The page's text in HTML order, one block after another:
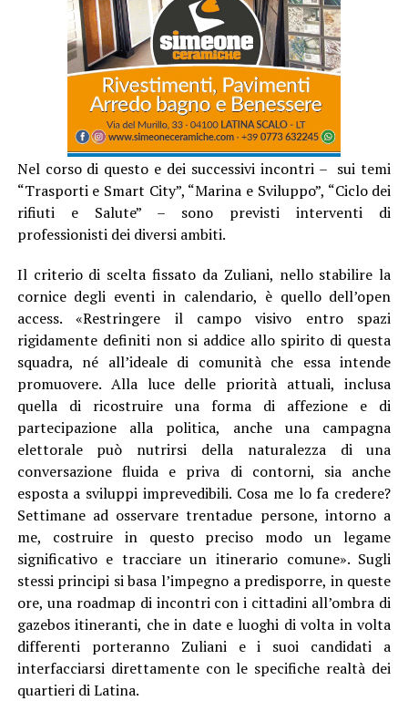
Nel corso di questo e dei successivi incontri – sui temi
“Trasporti e Smart City”, “Marina e Sviluppo”, “Ciclo dei
rifiuti e Salute” – sono previsti interventi di
professionisti dei diversi ambiti.
Il criterio di scelta fissato da Zuliani, nello stabilire la
cornice degli eventi in calendario, è quello dell’open
access. «Restringere il campo visivo entro spazi
rigidamente definiti non si addice allo spirito di questa
squadra, né all’ideale di comunità che essa intende
promuovere. Alla luce delle priorità attuali, inclusa
quella di ricostruire una forma di affezione e di
partecipazione alla politica, anche una campagna
elettorale può nutrirsi della naturalezza di una
conversazione fluida e priva di contorni, sia anche
esposta a sviluppi imprevedibili. Cosa me lo fa credere?
Settimane ad osservare trentadue persone, intorno a
me, costruire in questo preciso modo un legame
significativo e tracciare un itinerario comune». Sugli
stessi principi si basa l’impegno a predisporre, in queste
ore, una roadmap di incontri con i cittadini all’ombra di
gazebos itineranti, che in date e luoghi di volta in volta
differenti porteranno Zuliani e i suoi candidati a
interfacciarsi direttamente con le specifiche realtà dei
quartieri di Latina.